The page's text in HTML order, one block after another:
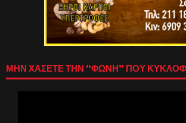
ΜΗΝ ΧΑΣΕΤΕ ΤΗΝ “ΦΩΝΗ” ΠΟΥ